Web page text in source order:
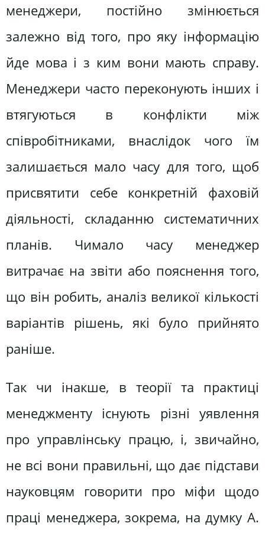
менеджери, постійно змінюється
залежно від того, про яку інформацію
йде мова і з ким вони мають справу.
Менеджери часто переконують інших і
втягуються в конфлікти між
співробітниками, внаслідок чого їм
залишається мало часу для того, щоб
присвятити себе конкретній фаховій
діяльності, складанню систематичних
планів. Чимало часу менеджер
витрачає на звіти або пояснення того,
що він робить, аналіз великої кількості
варіантів рішень, які було прийнято
раніше.
Так чи інакше, в теорії та практиці
менеджменту існують різні уявлення
про управлінську працю, і, звичайно,
не всі вони правильні, що дає підстави
науковцям говорити про міфи щодо
праці менеджера, зокрема, на думку А.